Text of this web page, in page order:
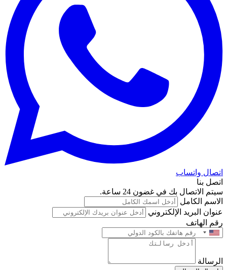
اتصال واتساب
اتصل بنا
سيتم الاتصال بك في غضون 24 ساعة.
الاسم الكامل
عنوان البريد الإلكتروني
رقم الهاتف
الرسالة